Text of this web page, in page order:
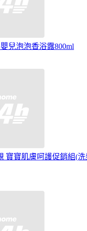
兒泡泡香浴露800ml
寶寶肌膚呵護促銷組(